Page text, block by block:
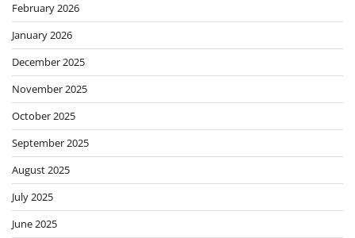
February 2026
January 2026
December 2025
November 2025
October 2025
September 2025
August 2025
July 2025
June 2025